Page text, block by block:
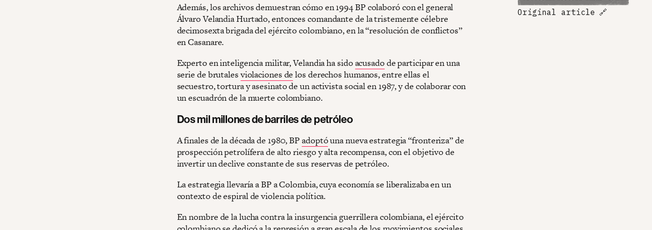
Además, los archivos demuestran cómo en 1994 BP colaboró con el general
Álvaro Velandia Hurtado, entonces comandante de la tristemente célebre
decimosexta brigada del ejército colombiano, en la “resolución de conflictos”
en Casanare.
Experto en inteligencia militar, Velandia ha sidoacusadode participar en una
serie de brutalesviolaciones de los derechos humanos, entre ellas el
secuestro, tortura y asesinato de un activista social en 1987, y de colaborar con
un escuadrón de la muerte colombiano.
Dos mil millones de barriles de petróleo
A finales de la década de 1980, BP adoptóuna nueva estrategia “fronteriza” de
prospección petrolífera de alto riesgo y alta recompensa, con el objetivo de
invertir un declive constante de sus reservas de petróleo.
La estrategia llevaría a BP a Colombia, cuya economía se liberalizaba en un
contexto de espiral de violencia política.
En nombre de la lucha contra la insurgencia guerrillera colombiana, el ejército
Original article 🔗